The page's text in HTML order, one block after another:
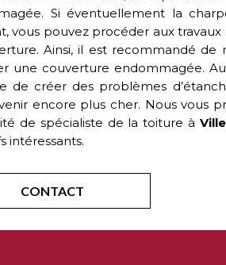
Si éventuellement la
vous pouvez procéder aux
Ainsi, il est recommandé de
une couverture endommagée.
de créer des problèmes
encore plus cher. Nous vous
de spécialiste de la toiture à
intéressants.
CONTACT